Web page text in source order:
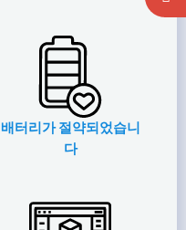
배터리가 절약되었습니
다